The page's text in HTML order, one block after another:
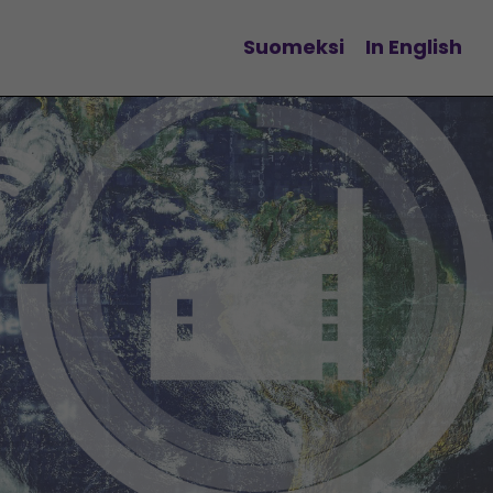
Vaihda kieltä
Suomeksi In English